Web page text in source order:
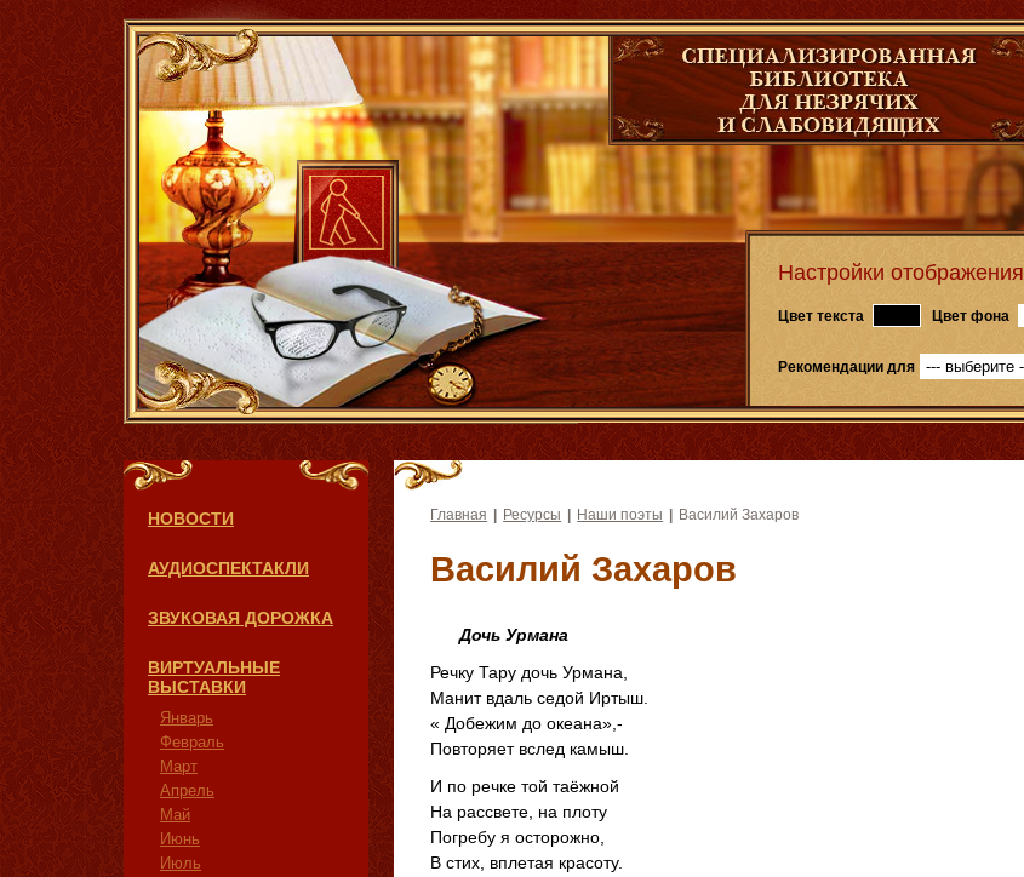
НОВОСТИ
АУДИОСПЕКТАКЛИ
ЗВУКОВАЯ ДОРОЖКА
ВИРТУАЛЬНЫЕ
ВЫСТАВКИ
Январь
Февраль
Март
Апрель
Май
Июнь
Июль
Главная Ресурсы Наши поэты Василий Захаров
Василий Захаров
Дочь Урмана
Речку Тару дочь Урмана,
Манит вдаль седой Иртыш.
« Добежим до океана»,-
Повторяет вслед камыш.
И по речке той таёжной
На рассвете, на плоту
Погребу я осторожно,
В стих, вплетая красоту.
Настройки отображения
Цвет текста Цвет фона
Рекомендации для